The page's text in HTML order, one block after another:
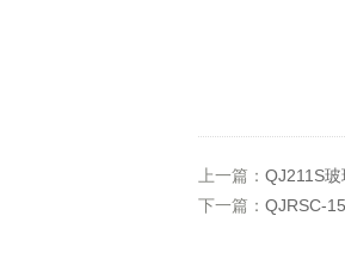
上一篇： QJ211S
下一篇： QJRSC-